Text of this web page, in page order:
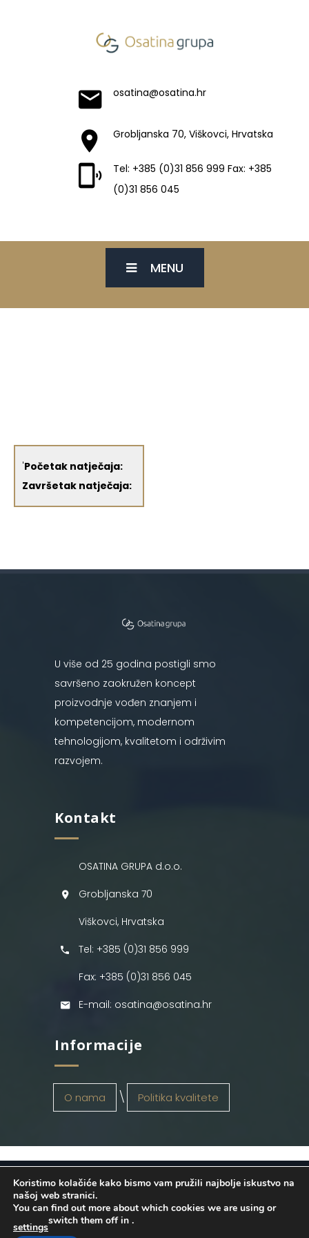
osatina@osatina.hr
Grobljanska 70, Viškovci, Hrvatska
Tel: +385 (0)31 856 999 Fax: +385
(0)31 856 045
MENU
'Početak natječaja:
Završetak natječaja:
U više od 25 godina postigli smo
savršeno zaokružen koncept
proizvodnje vođen znanjem i
kompetencijom, modernom
tehnologijom, kvalitetom i održivim
razvojem.
Kontakt
OSATINA GRUPA d.o.o.
Grobljanska 70
Viškovci, Hrvatska
Tel: +385 (0)31 856 999
Fax: +385 (0)31 856 045
E-mail: osatina@osatina.hr
Informacije
O nama Politika kvalitete
OSATINA GRUPA d.o.o. 2026
. Configured
byINFOS Osijek. Sva prava pridržana.
Koristimo kolačiće kako bismo vam pružili najbolje iskustvo na
našoj web stranici.
You can find out more about which cookies we are using or
switch them off in
settings
.